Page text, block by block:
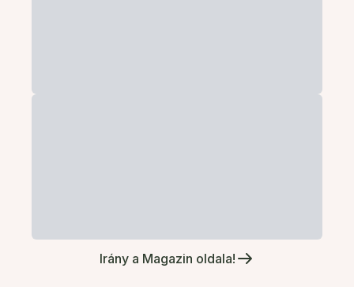
Irány a Magazin oldala!